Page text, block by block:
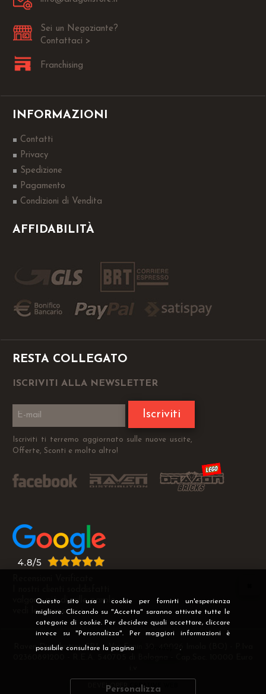
Questo sito usa i cookie per fornirti un'esperienza
migliore. Cliccando su "Accetta" saranno attivate tutte le
categorie di cookie. Per decidere quali accettare, cliccare
invece su "Personalizza". Per maggiori informazioni è
possibile consultare la pagina .
Personalizza
Sei un Negoziante?
Contattaci >
Franchising
INFORMAZIONI
Contatti
Privacy
Spedizione
Pagamento
Condizioni di Vendita
AFFIDABILITÀ
RESTA COLLEGATO
ISCRIVITI ALLA NEWSLETTER
Iscriviti
Iscriviti ti terremo aggiornato sulle nuove uscite,
Offerte, Sconti e molto altro!
valgono più di mille parole
vedi le recensioni >
Raven Distribution SRL - Via Fanin 30, 40026 Imola (BO) - P.Iva
DEVELOPER CREATIVE WEB